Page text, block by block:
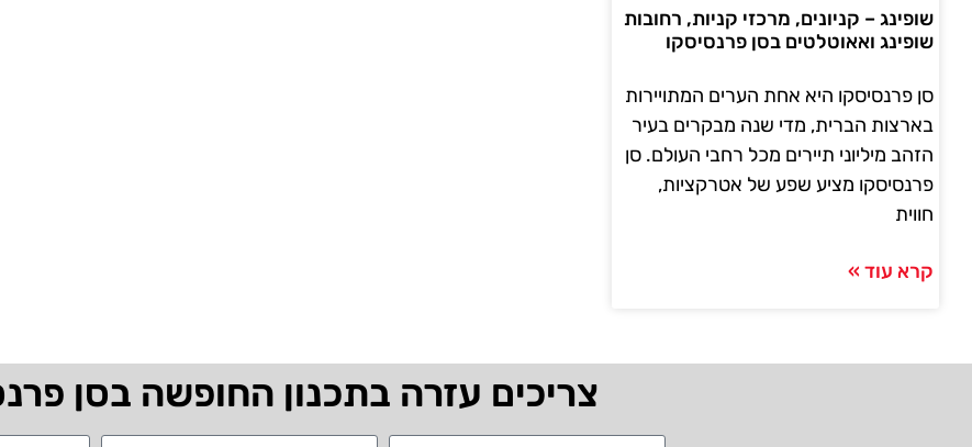
שופינג – קניונים, מרכזי קניות, רחובות
שופינג ואאוטלטים בסן פרנסיסקו
סן פרנסיסקו היא אחת הערים המתויירות
בארצות הברית, מדי שנה מבקרים בעיר
הזהב מיליוני תיירים מכל רחבי העולם. סן
פרנסיסקו מציע שפע של אטרקציות,
חווית
קרא עוד »
צריכים עזרה בתכנון החופשה בסן